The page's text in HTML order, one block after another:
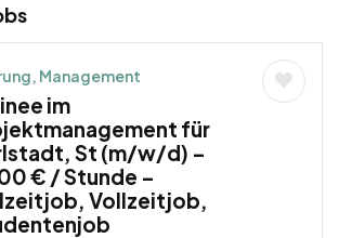
Management
im
für
St (m/w/d) –
€ / Stunde –
Vollzeitjob,